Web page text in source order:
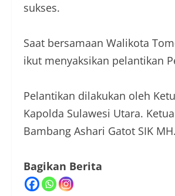
sukses.
Saat bersamaan Walikota
ikut menyaksikan pelantikan
Pelantikan dilakukan oleh
Kapolda Sulawesi Utara.
Bambang Ashari Gatot SIK MH.
Bagikan Berita